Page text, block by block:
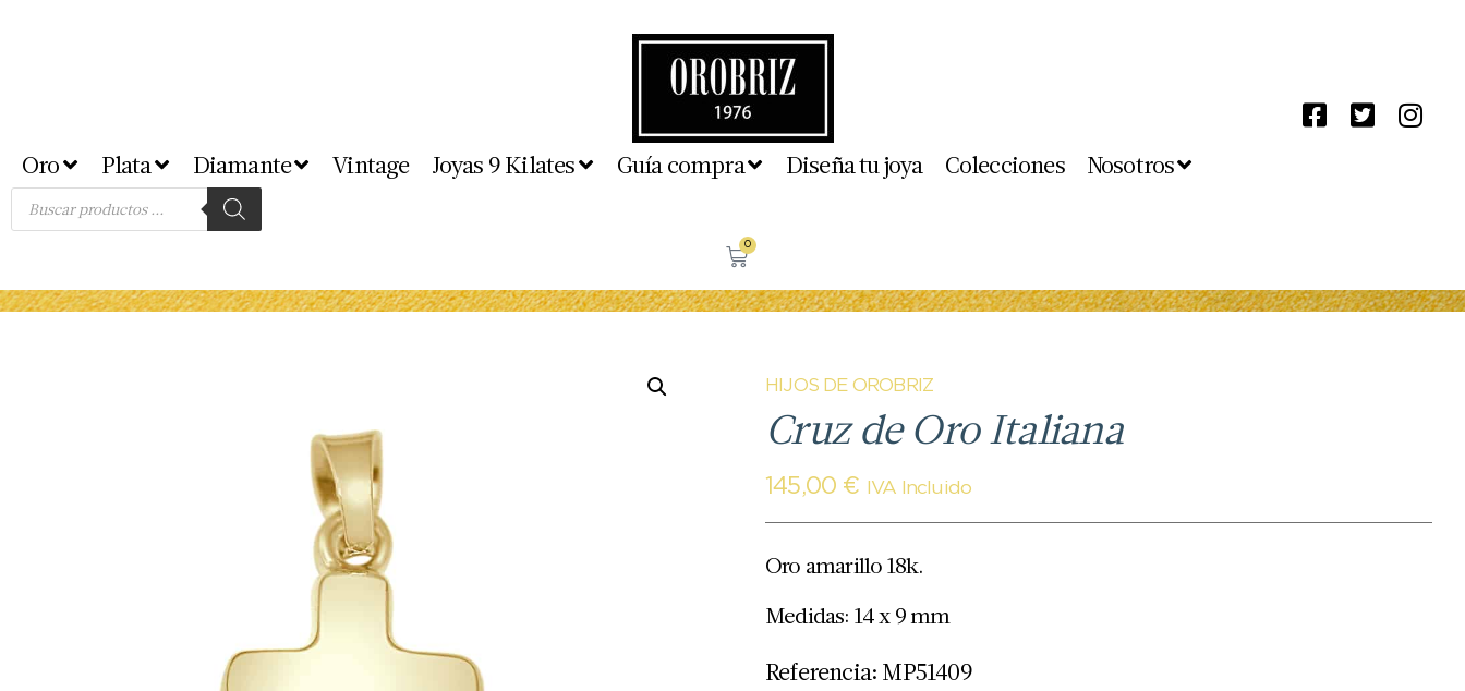
Oro Plata Diamante Vintage Joyas 9 Kilates Guía compra Diseña tu joya Colecciones Nosotros
0
HIJOS DE OROBRIZ
Cruz de Oro Italiana
145,00 € IVA Incluido
Oro amarillo 18k.
Medidas: 14 x 9 mm
Referencia: MP51409